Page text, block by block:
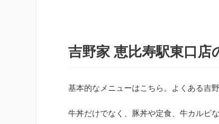
吉野家 恵比寿駅東口店
基本的なメニューはこちら。よくある吉
牛丼だけでなく、豚丼や定食、牛カルビな